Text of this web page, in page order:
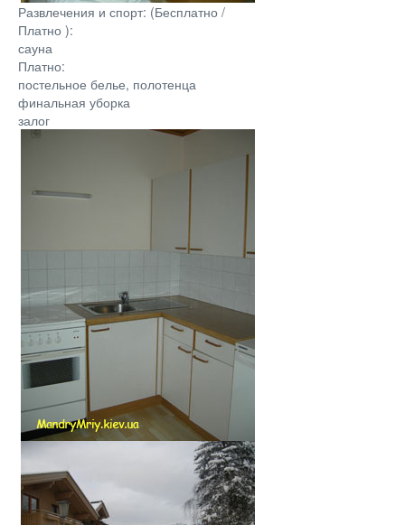
Развлечения и спорт: (Бесплатно /
Платно ):
сауна
Платно:
постельное белье, полотенца
финальная уборка
залог